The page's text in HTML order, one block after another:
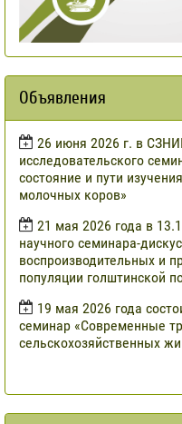
Объявления
​26 июня 2026 г. в
исследовательского
состояние и пути
молочных коров»
21 мая 2026 года в
научного семинара-
воспроизводительных и
популяции голштинской
19 мая 2026 года
семинар «Современные
сельскохозяйственных